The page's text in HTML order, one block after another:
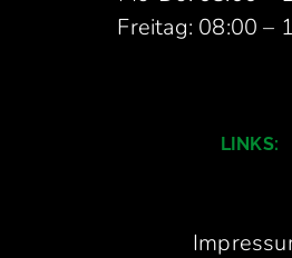
Freitag: 08:00 –
LINKS: